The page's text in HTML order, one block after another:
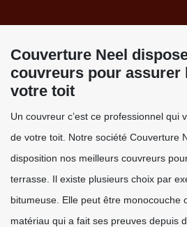
Couverture Neel
couvreurs pour assurer
votre toit
Un couvreur c’est ce professionnel qui
de votre toit. Notre société Couverture
disposition nos meilleurs couvreurs
terrasse. Il existe plusieurs choix par
bitumeuse. Elle peut être monocouche
matériau qui a fait ses preuves depuis